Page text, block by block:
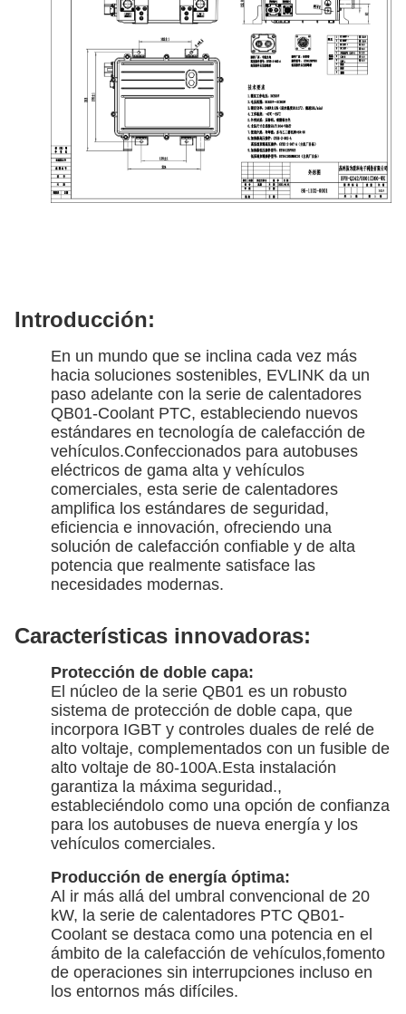
Introducción:
En un mundo que se inclina cada vez más
hacia soluciones sostenibles, EVLINK da un
paso adelante con la serie de calentadores
QB01-Coolant PTC, estableciendo nuevos
estándares en tecnología de calefacción de
vehículos.Confeccionados para autobuses
eléctricos de gama alta y vehículos
comerciales, esta serie de calentadores
amplifica los estándares de seguridad,
eficiencia e innovación, ofreciendo una
solución de calefacción confiable y de alta
potencia que realmente satisface las
necesidades modernas.
Características innovadoras:
Protección de doble capa:
El núcleo de la serie QB01 es un robusto
sistema de protección de doble capa, que
incorpora IGBT y controles duales de relé de
alto voltaje, complementados con un fusible de
alto voltaje de 80-100A.Esta instalación
garantiza la máxima seguridad.,
estableciéndolo como una opción de confianza
para los autobuses de nueva energía y los
vehículos comerciales.
Producción de energía óptima:
Al ir más allá del umbral convencional de 20
kW, la serie de calentadores PTC QB01-
Coolant se destaca como una potencia en el
ámbito de la calefacción de vehículos,fomento
de operaciones sin interrupciones incluso en
los entornos más difíciles.